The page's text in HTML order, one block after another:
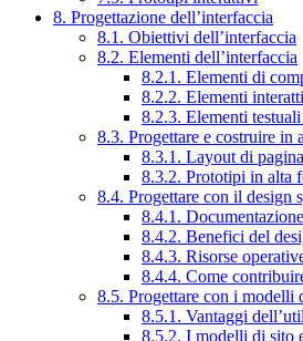
8. Progettazione dell’interfaccia
8.1. Obiettivi dell’interfaccia
8.2. Elementi dell’interfaccia
8.2.1. Elementi di
8.2.2. Elementi
8.2.3. Elementi
8.3. Progettare e costruire in
8.3.1. Layout di pagina
8.3.2. Prototipi in alta
8.4. Progettare con il design
8.4.1. Documentazione
8.4.2. Benefici del
8.4.3. Risorse
8.4.4. Come
8.5. Progettare con i modelli
8.5.1. Vantaggi
8.5.2. I modelli di sito